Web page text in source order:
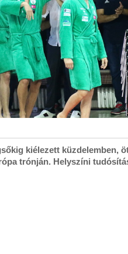
kiélezett küzdelemben,
trónján. Helyszíni